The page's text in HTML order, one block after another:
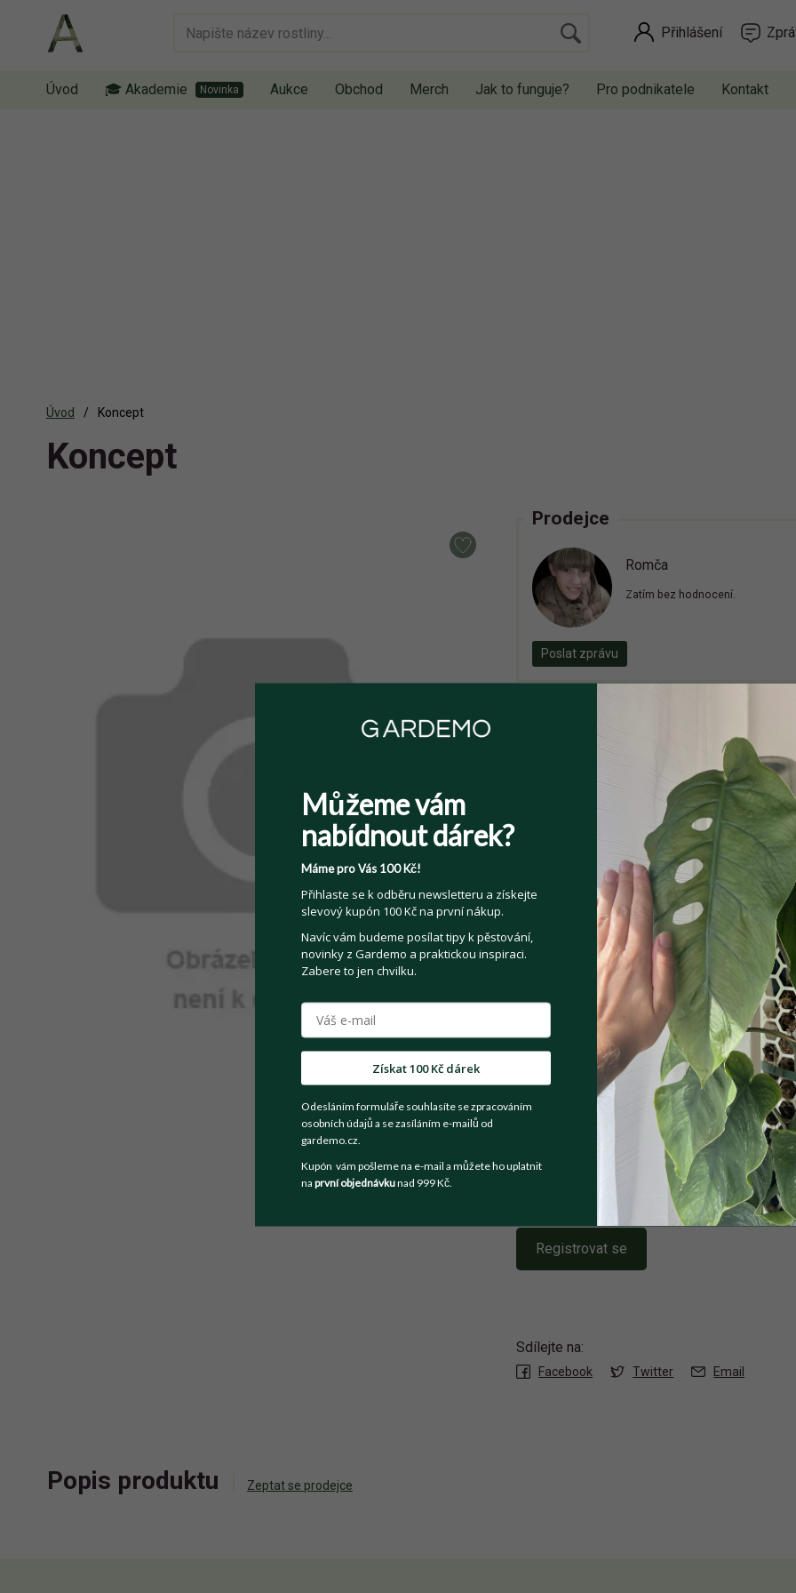
Přihlášení
Úvod 🎓 Akademie Aukce Obchod Merch Jak to funguje? Pro podnikatele Kontakt
Úvod Koncept
Koncept
Prodejce
Romča
Zatím bez hodnocení.
Poslat zprávu
Inzerát již není aktivní
Zaregistrujte se, ať vám příště zase
Příjmení *
Heslo
Přečetl(a) jsem si a souhlasím sVeřejnými
Souhlasím se zpracováním osobních údajů
Více informací zde
.
Registrovat se
Sdílejte na:
Facebook Twitter Email
Popis produktu Zeptat se prodejce
Můžeme vám
nabídnout dárek?
Máme pro Vás 100 Kč!
Přihlaste se k odběru newsletteru a získejte
slevový kupón 100 Kč na první nákup.
Navíc vám budeme posílat tipy k pěstování,
novinky z Gardemo a praktickou inspiraci.
Zabere to jen chvilku.
Získat 100 Kč dárek
Odesláním formuláře souhlasíte se zpracováním
osobních údajů a se zasíláním e-mailů od
gardemo.cz.
Kupón vám pošleme na e-mail a můžete ho uplatnit
na první objednávkunad 999 Kč.